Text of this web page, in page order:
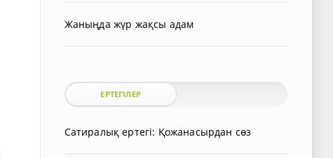
Жаныңда жүр жақсы адам
ЕРТЕГІЛЕР
Сатиралық ертегі: Қожанасырдан сөз